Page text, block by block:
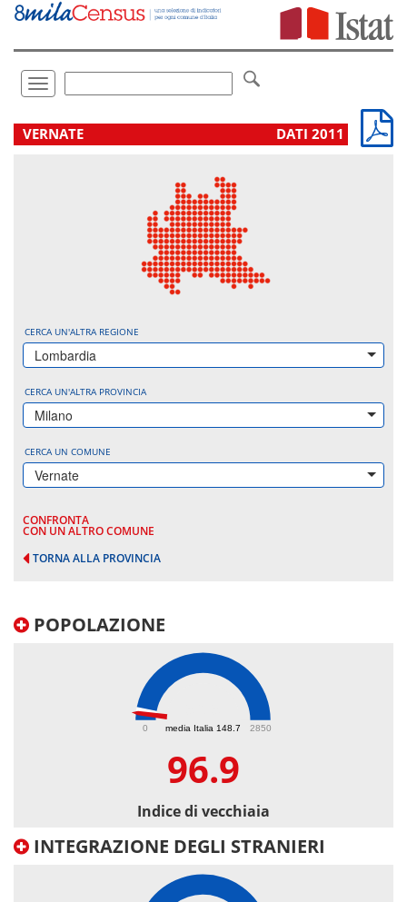
Vai
direttamente
Toggle
navigation
.
VERNATE DATI 2011
CERCA UN'ALTRA REGIONE
Lombardia
CERCA UN'ALTRA PROVINCIA
Milano
CERCA UN COMUNE
Vernate
CONFRONTA
CON UN ALTRO COMUNE
TORNA ALLA PROVINCIA
POPOLAZIONE
media Italia 148.7
0 2850
96.9
Indice di vecchiaia
INTEGRAZIONE DEGLI STRANIERI